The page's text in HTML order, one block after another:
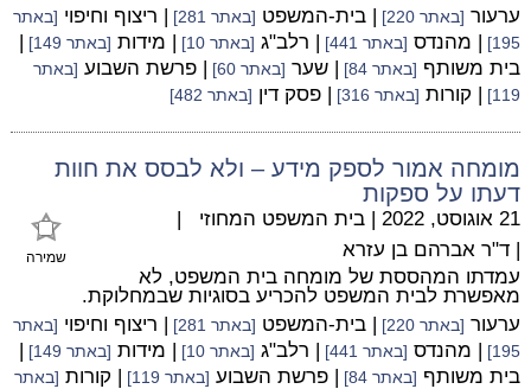
ערעור [באתר 220] | בית-המשפט [באתר 281] | ריצוף וחיפוי [באתר
195]
| מהנדס [באתר 441] | רלב"ג [באתר 10] | מידות [באתר 149]
|
בית משותף [באתר 84] | שער [באתר 60] | פרשת השבוע [באתר
119]
| קורות [באתר 316] | פסק דין [באתר 482]
מומחה אמור לספק מידע – ולא לבסס את חוות
דעתו על ספקות
שמירה
21 אוגוסט, 2022 | בית המשפט המחוזי |
| ד"ר אברהם בן עזרא
עמדתו המהססת של מומחה בית המשפט, לא
מאפשרת לבית המשפט להכריע בסוגיות שבמחלוקת.
ערעור [באתר 220] | בית-המשפט [באתר 281] | ריצוף וחיפוי [באתר
195]
| מהנדס [באתר 441] | רלב"ג [באתר 10] | מידות [באתר 149]
|
בית משותף [באתר 84] | פרשת השבוע [באתר 119] | קורות [באתר